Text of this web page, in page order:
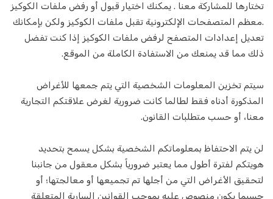
تأمين
حارس أمن
حلاق
إصلاح السيارات
مصلح السجاد
تختارها للمشاركة معنا . يمكنك اختيار قبول أو رفض ملفات الكوكيز
.معظم المتصفحات الإلكترونية تقبل ملفات الكوكيز ولكن بإمكانك
تعديل إعدادات المتصفح لرفض ملفات الكوكيز إذا كنت تفضل
ذلك مما قد يمنعك من الاستفادة الكاملة من الموقع.
سيتم تخزين المعلومات الشخصية التي يتم جمعها للأغراض
المذكورة أدناه فقط لطالما كانت ضرورية لغرض علاقتكم التجارية
معنا، أو حسب متطلبات القانون.
لن يتم الاحتفاظ بمعلوماتكم الشخصية بشكل يسمح بتحديد
هويتكم لفترة أطول مما يعتبر ضرورياً بشكل معقول من جانبنا
لتحقيق الأغراض التي من أجلها تم تجميعها أو معالجتها؛ أو
حسبما يكون منصوص عليه بموجب القوانين السارية المتعلقة